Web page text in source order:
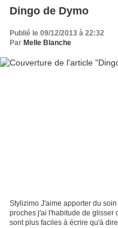
Dingo de Dymo
Publié le 09/12/2013 à 22:32
Par Melle Blanche
Stylizimo J'aime apporter du
proches j'ai l'habitude de glisser
sont plus faciles à écrire qu'à